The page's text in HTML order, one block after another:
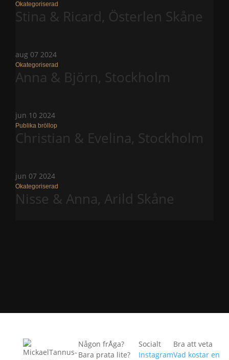
Okategoriserad
Stina & Ricard, Österlen Skåne
aug 07 2024
Okategoriserad
Anna & Björn, Stockholm
jun 10 2024
Publika bröllop
Christian & Evelina, Stockholm
jun 07 2024
Okategoriserad
Nisse & Anna, Arild Skåne
Någon frÅga?
Bara prata lite?
Socialt
Instagram
Bra att veta
Vad kostar en